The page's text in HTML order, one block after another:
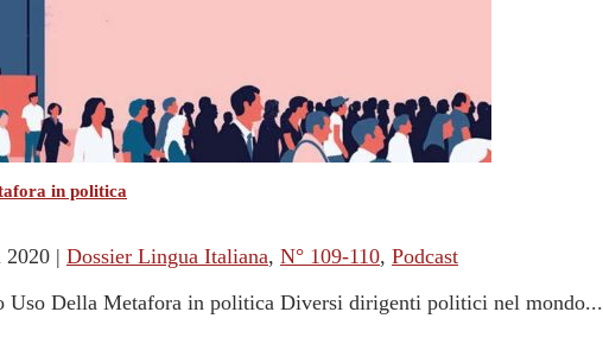
in politica
2020 | Dossier Lingua Italiana, N° 109-110, Podcast
Uso Della Metafora in politica Diversi dirigenti politici nel mondo...